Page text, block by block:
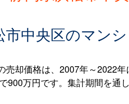
中央区のマン
売却価格は、2007年～2022
900万円です。集計期間を通